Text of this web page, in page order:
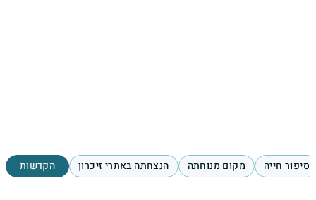
סיפור חייה מקום מנוחתה הנצחתה באתרי זיכרון הקדשות